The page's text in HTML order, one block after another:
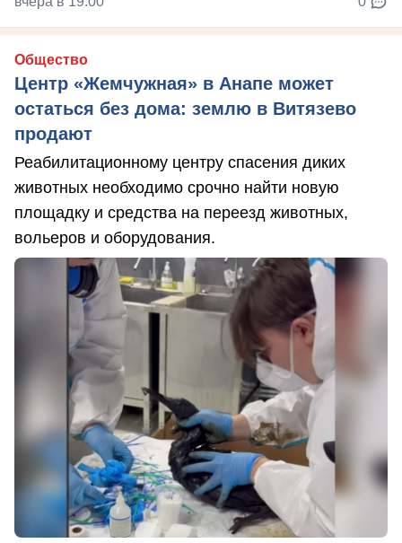
Общество
Центр «Жемчужная» в Анапе может
остаться без дома: землю в Витязево
продают
Реабилитационному центру спасения диких
животных необходимо срочно найти новую
площадку и средства на переезд животных,
вольеров и оборудования.